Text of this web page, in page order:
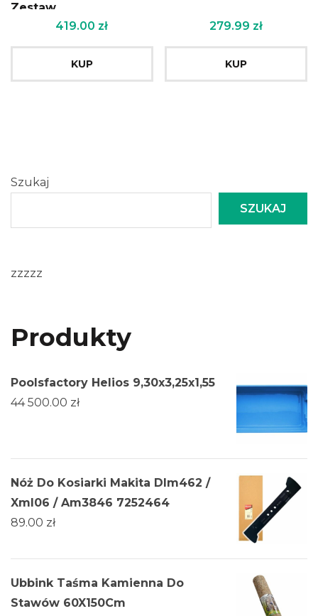
Zestaw
419.00 zł
KUP
279.99 zł
KUP
Szukaj
SZUKAJ
zzzzz
Produkty
Poolsfactory Helios 9,30x3,25x1,55
44 500.00 zł
Nóż Do Kosiarki Makita Dlm462 /
Xml06 / Am3846 7252464
89.00 zł
Ubbink Taśma Kamienna Do
Stawów 60X150Cm